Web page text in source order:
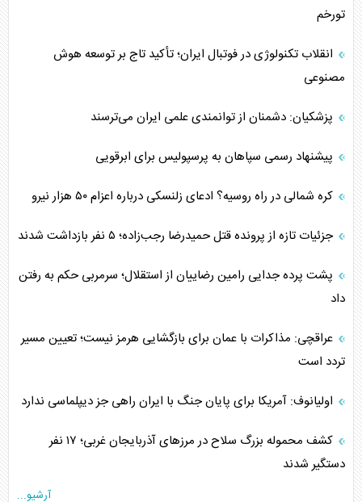
تورخم
انقلاب تکنولوژی در فوتبال ایران؛ تأکید تاج بر توسعه هوش
مصنوعی
پزشکیان: دشمنان از توانمندی علمی ایران می‌ترسند
پیشنهاد رسمی سپاهان به پرسپولیس برای ابرقویی
کره شمالی در راه روسیه؟ ادعای زلنسکی درباره اعزام ۵۰ هزار نیرو
جزئیات تازه از پرونده قتل حمیدرضا رجب‌زاده؛ ۵ نفر بازداشت شدند
پشت پرده جدایی رامین رضاییان از استقلال؛ سرمربی حکم به رفتن
داد
عراقچی: مذاکرات با عمان برای بازگشایی هرمز نیست؛ تعیین مسیر
تردد است
اولیانوف: آمریکا برای پایان جنگ با ایران راهی جز دیپلماسی ندارد
کشف محموله بزرگ سلاح در مرزهای آذربایجان غربی؛ ۱۷ نفر
دستگیر شدند
آرشیو...